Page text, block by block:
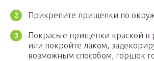
Прикрепите прищепки по
Покрасьте прищепки краской в
или покройте лаком,
возможным способом, горшок